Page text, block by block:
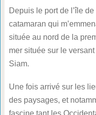
Depuis le port de l’île
catamaran qui
située au nord de la
mer située sur le
Siam.
Une fois arrivé sur les
des paysages, et
fascine tant les